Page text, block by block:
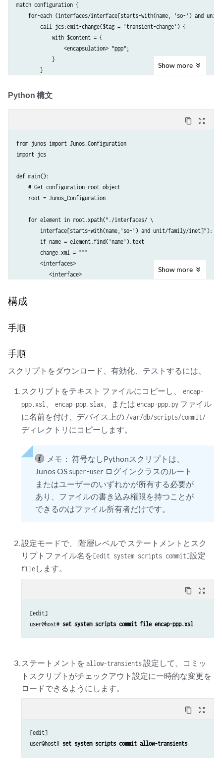
match configuration {
for-each (interfaces/interface[starts-with(name, 'so-') and
        call jcs:emit-change($tag = 'transient-change') {
            with $content = {
                <encapsulation> "ppp";
            }
        }
}
Show more
Python 構文
content_copy zoom_out_map
from junos import Junos_Configuration
import jcs
def main():
    # Get configuration root object
    root = Junos_Configuration
    for element in root.xpath("./interfaces/ \
        interface[starts-with(name,'so-') and unit/family/inet]"):
        if_name = element.find('name').text
        change_xml = """
        <interfaces>
           <interface>
              <encapsulation>ppp</encapsulation>
           </interface>
        """.format(if_name).strip()
jcs.emit_warning("Adding 'ppp' encapsulation to SONET
Show more
構成
手順
手順
スクリプトをダウンロード、有効化、テストするには、
スクリプトをテキスト ファイルにコピーし、encap-
ppp.xsl
、encap-ppp.slax 、またはencap-ppp.py ファイル
に名前を付け、デバイス上の /var/db/scripts/commit/
ディレクトリにコピーします。
メモ： 符号なしPythonスクリプトは、
Junos OS super-user ログインクラスのルート
またはユーザーのいずれかが所有する必要が
あり、ファイルの書き込み権限を持つことが
できるのはファイル所有者だけです。
設定モードで、 階層レベルで ステートメントとスク
リプトファイル名を[edit system scripts commit]設定
fileします。
content_copy zoom_out_map
[edit]
user@host# set system scripts commit file encap-ppp.xsl
ステートメントをallow-transients設定して、コミッ
トスクリプトがチェックアウト設定に一時的な変更を
ロードできるようにします。
content_copy zoom_out_map
[edit]
user@host# set system scripts commit allow-transients